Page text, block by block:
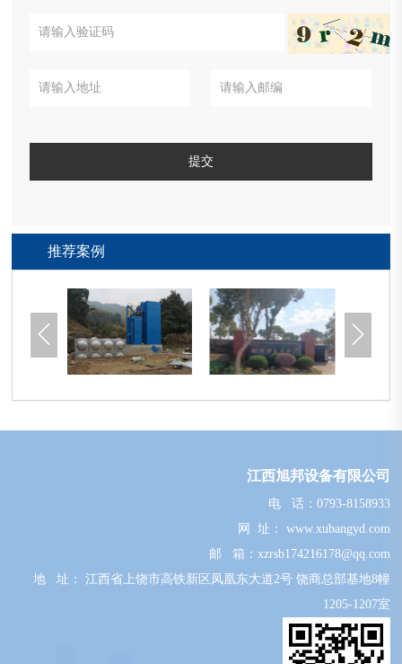
提交
推荐案例
 
江西旭邦设备有限公司
电 话： 0793-8158933
网 址：
www.xubangyd.com
邮 箱：xzrsb174216178@qq.com
地 址： 江西省上饶市高铁新区凤凰东大道2号 饶商总部基地8幢
1205-1207室